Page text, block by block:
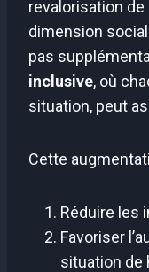
revalorisation de
dimension
pas
inclusive, où
situation, peut
Cette
Réduire les
Favoriser
situation de